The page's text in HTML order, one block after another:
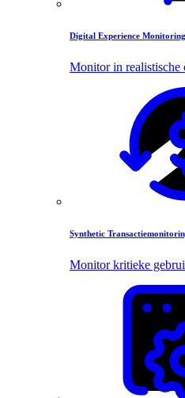
Digital Experience Monitoring
Monitor in realistische
Synthetic
Monitor kritieke